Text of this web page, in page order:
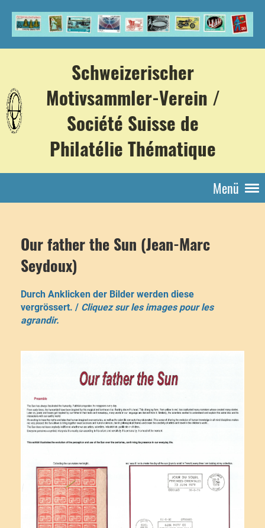
Schweizerischer
Motivsammler-Verein /
Société Suisse de
Philatélie Thématique
Menü
Our father the Sun (Jean-Marc
Seydoux)
Durch Anklicken der Bilder werden diese
vergrössert. / Cliquez sur les images pour les
agrandir.